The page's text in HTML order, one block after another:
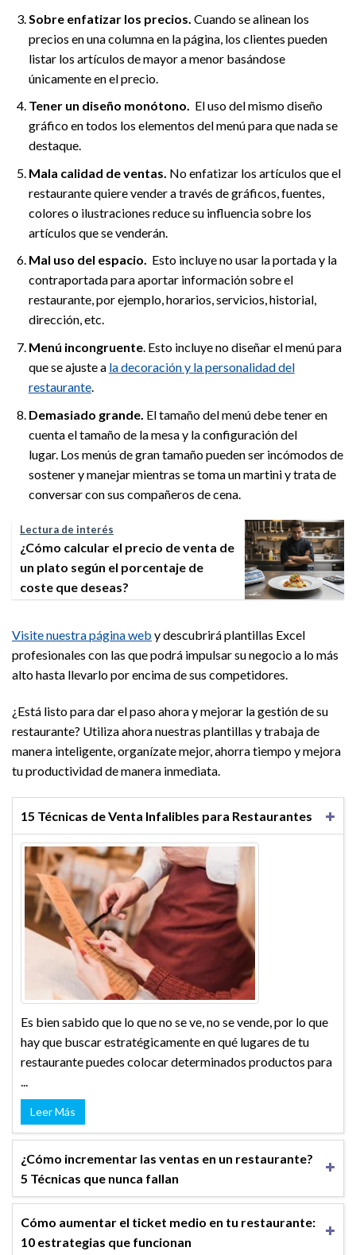
Sobre enfatizar los precios. Cuando se alinean los
precios en una columna en la página, los clientes pueden
listar los artículos de mayor a menor basándose
únicamente en el precio.
Tener un diseño monótono. El uso del mismo diseño
gráfico en todos los elementos del menú para que nada se
destaque.
Mala calidad de ventas. No enfatizar los artículos que el
restaurante quiere vender a través de gráficos, fuentes,
colores o ilustraciones reduce su influencia sobre los
artículos que se venderán.
Mal uso del espacio. Esto incluye no usar la portada y la
contraportada para aportar información sobre el
restaurante, por ejemplo, horarios, servicios, historial,
dirección, etc.
Menú incongruente. Esto incluye no diseñar el menú para
que se ajuste a la decoración y la personalidad del
restaurante.
Demasiado grande. El tamaño del menú debe tener en
cuenta el tamaño de la mesa y la configuración del
lugar. Los menús de gran tamaño pueden ser incómodos de
sostener y manejar mientras se toma un martini y trata de
conversar con sus compañeros de cena.
Lectura de interés
¿Cómo calcular el precio de venta de
un plato según el porcentaje de
coste que deseas?
Visite nuestra página web y descubrirá plantillas Excel
profesionales con las que podrá impulsar su negocio a lo más
alto hasta llevarlo por encima de sus competidores.
¿Está listo para dar el paso ahora y mejorar la gestión de su
restaurante? Utiliza ahora nuestras plantillas y trabaja de
manera inteligente, organízate mejor, ahorra tiempo y mejora
tu productividad de manera inmediata.
15 Técnicas de Venta Infalibles para Restaurantes
Es bien sabido que lo que no se ve, no se vende, por lo que
hay que buscar estratégicamente en qué lugares de tu
restaurante puedes colocar determinados productos para
...
Leer Más
¿Cómo incrementar las ventas en un restaurante?
5 Técnicas que nunca fallan
Cómo aumentar el ticket medio en tu restaurante:
10 estrategias que funcionan